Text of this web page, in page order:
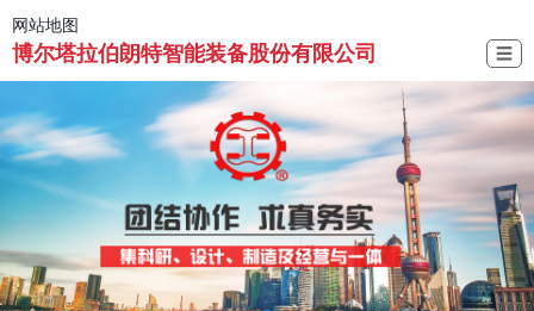
网站地图
博尔塔拉伯朗特智能装备股份有限公司 ☰